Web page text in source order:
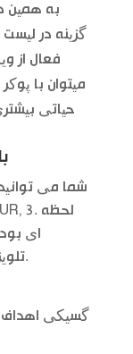
به همین
گزینه در
فعال از
میتوان با
حیاتی
شما می
ای
تلویزیون در خانه حضور کمتری داشتند, 4.
گسیکی اهداف